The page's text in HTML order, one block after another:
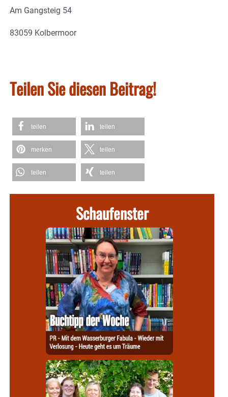
Am Gangsteig 54
83059 Kolbermoor
Teilen Sie diesen Beitrag!
teilen teilen
merken teilen
teilen teilen
Schaufenster